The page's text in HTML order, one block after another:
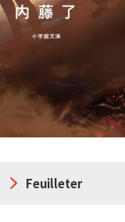
Feuilleter